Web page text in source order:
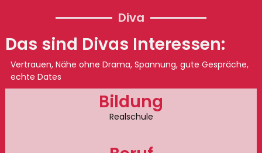
Diva
Das sind Divas Interessen:
Vertrauen, Nähe ohne Drama, Spannung, gute Gespräche,
echte Dates
Bildung
Realschule